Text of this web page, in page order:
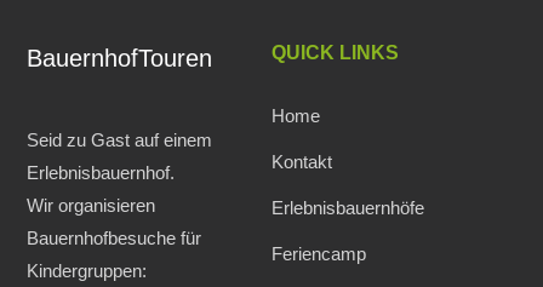
BauernhofTouren
Seid zu Gast auf einem
Erlebnisbauernhof.
Wir organisieren
Bauernhofbesuche für
Kindergruppen:
QUICK LINKS
Home
Kontakt
Erlebnisbauernhöfe
Feriencamp